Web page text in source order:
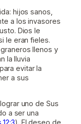
hijos sanos,
a los invasores
Dios le
le eran fieles.
llenos y
la lluvia
evitar la
a sus
uno de Sus
a ser una